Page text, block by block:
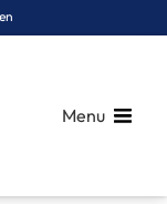
Menu